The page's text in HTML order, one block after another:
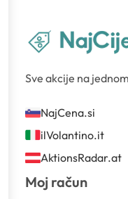
Sve akcije na
NajCena.si
ilVolantino.it
AktionsRadar.at
Moj račun